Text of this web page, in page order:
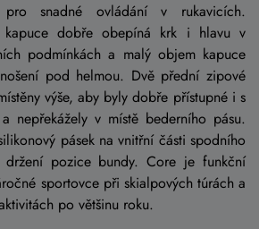
snadné ovládání v rukavicích.
kapuce dobře obepíná krk i hlavu v
podmínkách a malý objem kapuce
pod helmou. Dvě přední zipové
výše, aby byly dobře přístupné i s
nepřekážely v místě bederního pásu.
pásek na vnitřní části spodního
držení pozice bundy. Core je funkční
sportovce při skialpových túrách a
po většinu roku.